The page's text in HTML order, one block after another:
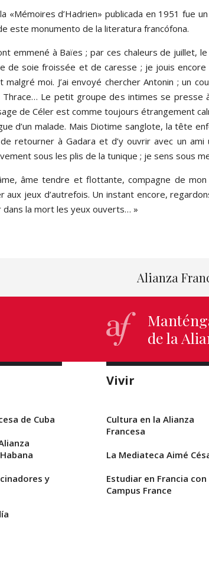
«Mémoires d’Hadrien» publicada en 1951 fue
este monumento de la literatura francófona.
emmené à Baïes ; par ces chaleurs de
de soie froissée et de caresse ; je jouis
malgré moi. J’ai envoyé chercher Antonin ;
Thrace… Le petit groupe des intimes se presse
de Céler est comme toujours étrangement
d’un malade. Mais Diotime sanglote, la tête
retourner à Gadara et d’y ouvrir avec un ami
sous les plis de la tunique ; je sens sous
âme tendre et flottante, compagne de
aux jeux d’autrefois. Un instant encore,
dans la mort les yeux ouverts… »
Alianza
de la
de Cuba
y
Vivir
Cultura en la Alianza
Francesa
La Mediateca Aimé
Estudiar en Francia con
Campus France